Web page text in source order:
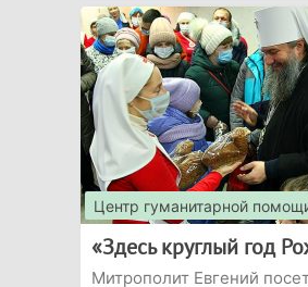
Центр гуманитарной
«Здесь круглый год
Митрополит Евгений